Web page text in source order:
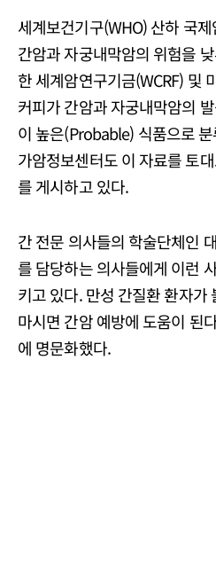
세계보건기구(WHO) 산하 국
간암과 자궁내막암의 위험을
한 세계암연구기금(WCRF) 및
커피가 간암과 자궁내막암의
이 높은(Probable) 식품으로
가암정보센터도 이 자료를 토
를 게시하고 있다.
간 전문 의사들의 학술단체인
를 담당하는 의사들에게 이런
키고 있다. 만성 간질환 환자가
마시면 간암 예방에 도움이 된
에 명문화했다.